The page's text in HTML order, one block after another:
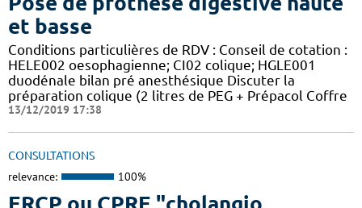
et basse
Conditions particulières de RDV : Conseil de cotation :
HELE002 oesophagienne; CI02 colique; HGLE001
duodénale bilan pré anesthésique Discuter la
préparation colique (2 litres de PEG + Prépacol Coffre
13/12/2019 17:38
CONSULTATIONS
relevance: 100%